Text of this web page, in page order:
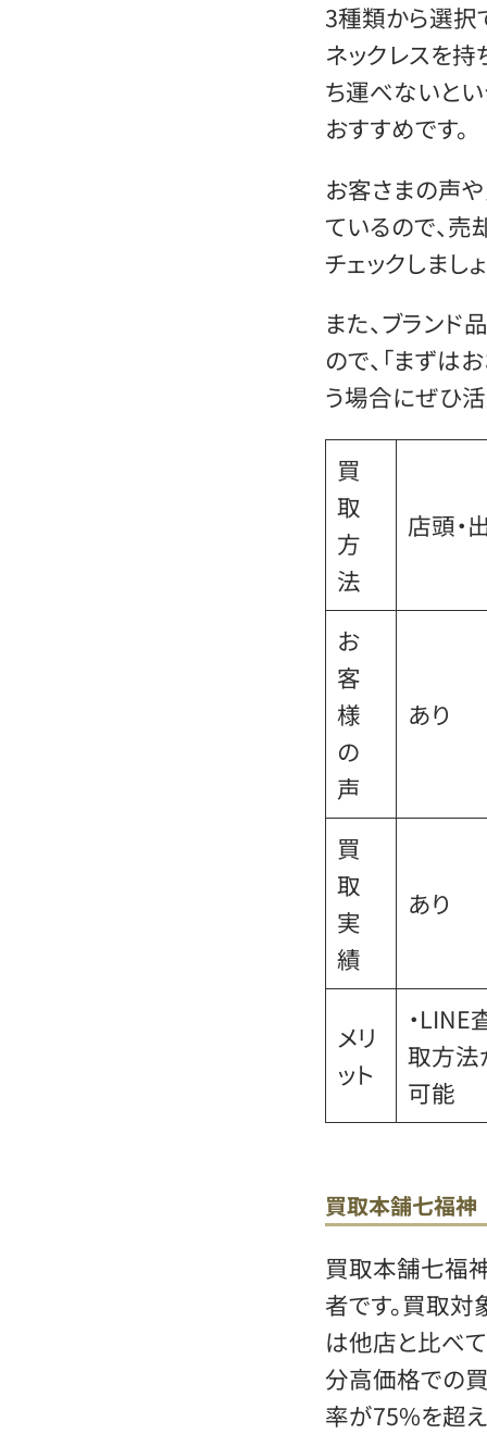
3種類から選択
ネックレスを持
ち運べないと
おすすめです。
お客さまの声
ているので、
チェックしましょ
また、ブラン
ので、「まずは
う場合にぜひ活
買
取
方
法
店頭・
お
客
様
の
声
あり
買
取
実
績
あり
メリ
ット
・LINE
取方法
可能
買取本舗七福神
買取本舗七福
者です。買取
は他店と比べ
分高価格での
率が75%を超